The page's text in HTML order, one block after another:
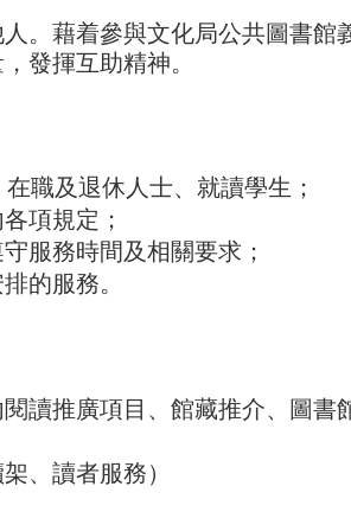
。藉着參與文化局公共圖書
發揮互助精神。
職及退休人士、就讀學生；
項規定；
服務時間及相關要求；
的服務。
讀推廣項目、館藏推介、圖
、讀者服務）